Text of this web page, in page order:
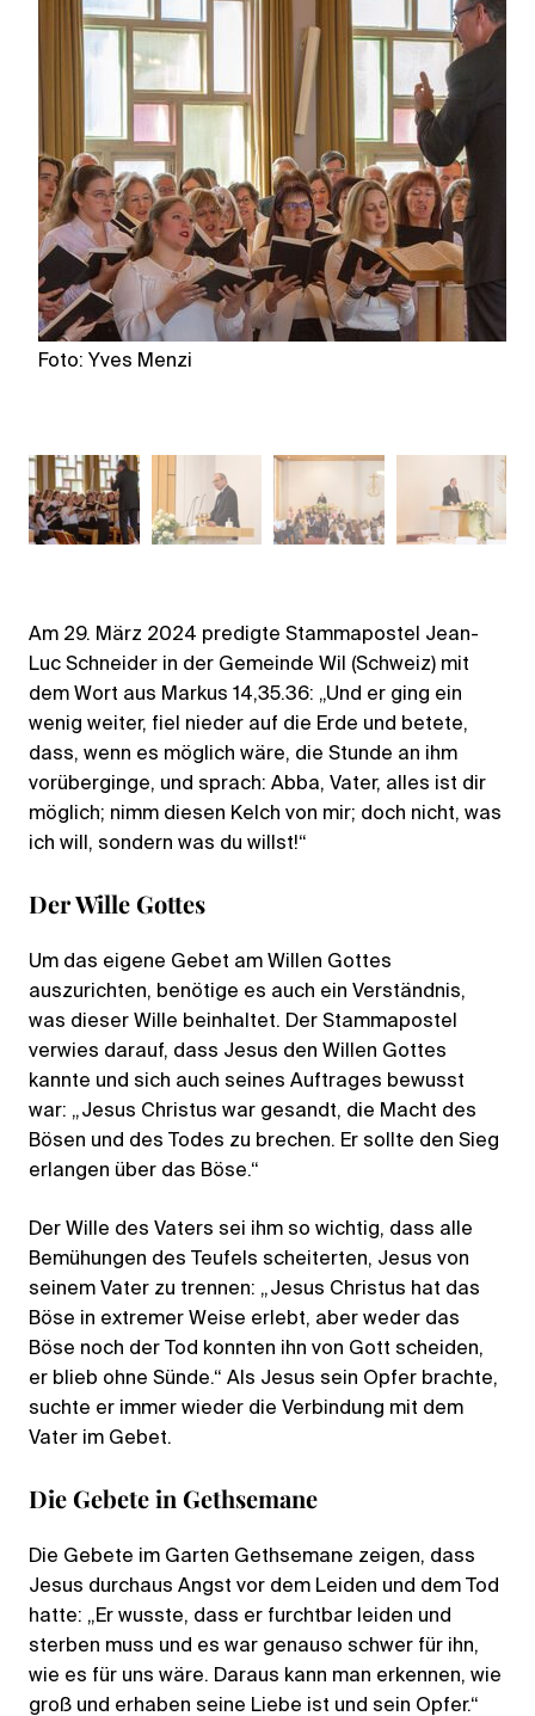
Foto: Yves Menzi
Am 29. März 2024 predigte Stammapostel Jean-
Luc Schneider in der Gemeinde Wil (Schweiz) mit
dem Wort aus Markus 14,35.36: „Und er ging ein
wenig weiter, fiel nieder auf die Erde und betete,
dass, wenn es möglich wäre, die Stunde an ihm
vorüberginge, und sprach: Abba, Vater, alles ist dir
möglich; nimm diesen Kelch von mir; doch nicht, was
ich will, sondern was du willst!“
Der Wille Gottes
Um das eigene Gebet am Willen Gottes
auszurichten, benötige es auch ein Verständnis,
was dieser Wille beinhaltet. Der Stammapostel
verwies darauf, dass Jesus den Willen Gottes
kannte und sich auch seines Auftrages bewusst
war: „Jesus Christus war gesandt, die Macht des
Bösen und des Todes zu brechen. Er sollte den Sieg
erlangen über das Böse.“
Der Wille des Vaters sei ihm so wichtig, dass alle
Bemühungen des Teufels scheiterten, Jesus von
seinem Vater zu trennen: „Jesus Christus hat das
Böse in extremer Weise erlebt, aber weder das
Böse noch der Tod konnten ihn von Gott scheiden,
er blieb ohne Sünde.“ Als Jesus sein Opfer brachte,
suchte er immer wieder die Verbindung mit dem
Vater im Gebet.
Die Gebete in Gethsemane
Die Gebete im Garten Gethsemane zeigen, dass
Jesus durchaus Angst vor dem Leiden und dem Tod
hatte: „Er wusste, dass er furchtbar leiden und
sterben muss und es war genauso schwer für ihn,
wie es für uns wäre. Daraus kann man erkennen, wie
groß und erhaben seine Liebe ist und sein Opfer.“